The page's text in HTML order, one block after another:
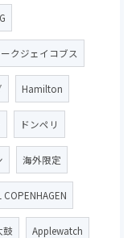
クジェイコブス
Hamilton
ドンペリ
海外限定
COPENHAGEN
鼓 Applewatch